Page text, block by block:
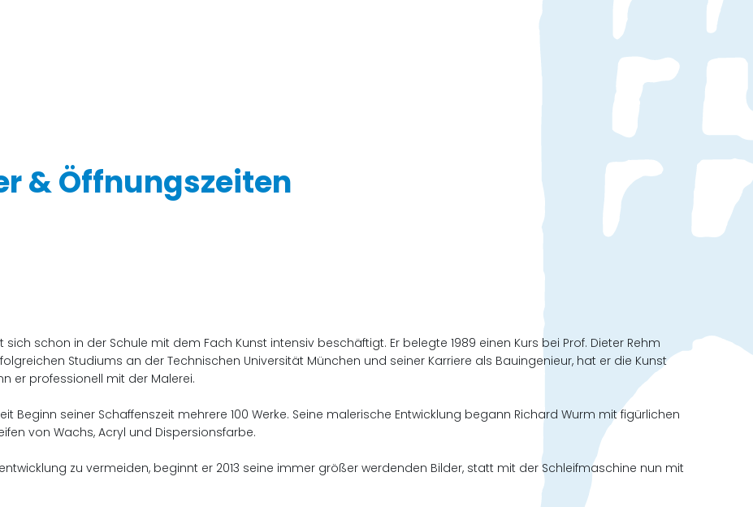
& Öffnungszeiten
sich schon in der Schule mit dem Fach Kunst intensiv beschäftigt. Er belegte 1989 einen Kurs bei Prof. Dieter Rehm
Studiums an der Technischen Universität München und seiner Karriere als Bauingenieur, hat er die Kunst
er professionell mit der Malerei.
Beginn seiner Schaffenszeit mehrere 100 Werke. Seine malerische Entwicklung begann Richard Wurm mit figürlichen
von Wachs, Acryl und Dispersionsfarbe.
zu vermeiden, beginnt er 2013 seine immer größer werdenden Bilder, statt mit der Schleifmaschine nun mit